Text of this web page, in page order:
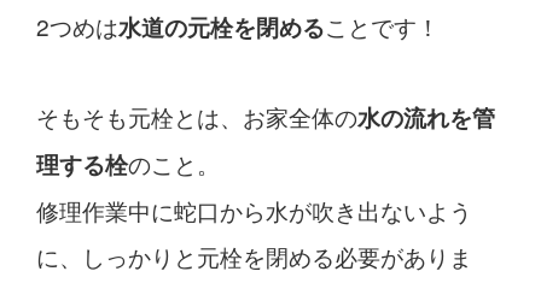
2つめは水道の元栓を閉めることです！
そもそも元栓とは、お家全体の水の流れを管
理する栓のこと。
修理作業中に蛇口から水が吹き出ないよう
に、しっかりと元栓を閉める必要がありま